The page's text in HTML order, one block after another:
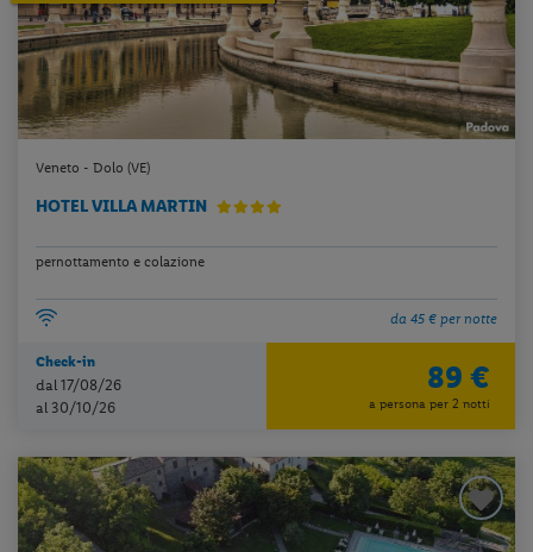
Veneto - Dolo (VE)
HOTEL VILLA MARTIN
pernottamento e colazione
da 45 € per notte
Check-in
dal 17/08/26
al 30/10/26
89 €
a persona per 2 notti